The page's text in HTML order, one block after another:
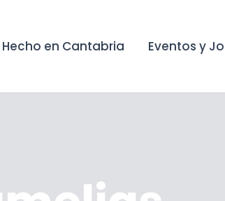
Hecho en Cantabria Eventos y